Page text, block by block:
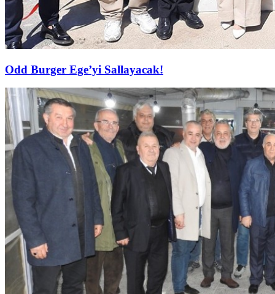
Odd Burger Ege’yi Sallayacak!